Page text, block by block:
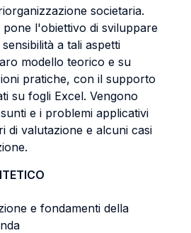
societaria.
pone l'obiettivo di sviluppare
a tali aspetti
modello teorico e su
pratiche, con il supporto
su fogli Excel. Vengono
e i problemi applicativi
di valutazione e alcuni casi
e fondamenti della